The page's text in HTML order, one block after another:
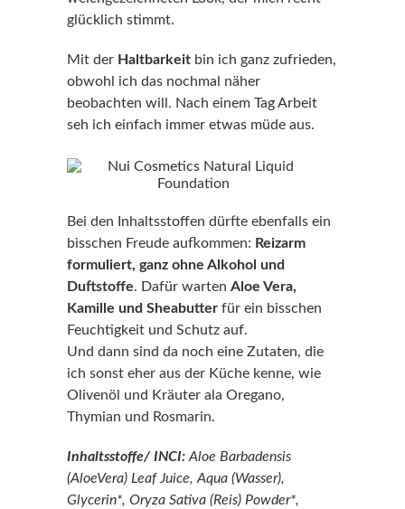
glücklich stimmt.
Mit der Haltbarkeit bin ich ganz zufrieden,
obwohl ich das nochmal näher
beobachten will. Nach einem Tag Arbeit
seh ich einfach immer etwas müde aus.
Bei den Inhaltsstoffen dürfte ebenfalls ein
bisschen Freude aufkommen: Reizarm
formuliert, ganz ohne Alkohol und
Duftstoffe. Dafür warten Aloe Vera,
Kamille und Sheabutter für ein bisschen
Feuchtigkeit und Schutz auf.
Und dann sind da noch eine Zutaten, die
ich sonst eher aus der Küche kenne, wie
Olivenöl und Kräuter ala Oregano,
Thymian und Rosmarin.
Inhaltsstoffe/ INCI:Aloe Barbadensis
(AloeVera) Leaf Juice, Aqua (Wasser),
Glycerin*, Oryza Sativa (Reis) Powder*,